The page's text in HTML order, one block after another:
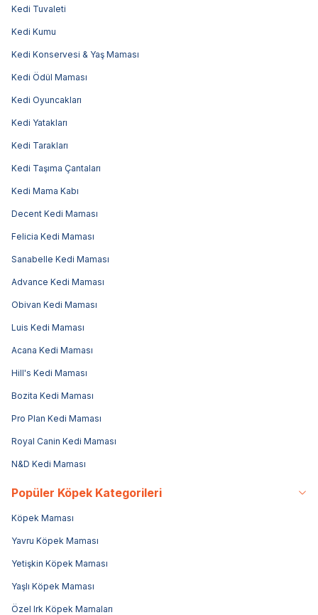
Kedi Tuvaleti
Kedi Kumu
Kedi Konservesi & Yaş Maması
Kedi Ödül Maması
Kedi Oyuncakları
Kedi Yatakları
Kedi Tarakları
Kedi Taşıma Çantaları
Kedi Mama Kabı
Decent Kedi Maması
Felicia Kedi Maması
Sanabelle Kedi Maması
Advance Kedi Maması
Obivan Kedi Maması
Luis Kedi Maması
Acana Kedi Maması
Hill's Kedi Maması
Bozita Kedi Maması
Pro Plan Kedi Maması
Royal Canin Kedi Maması
N&D Kedi Maması
Popüler Köpek Kategorileri
Köpek Maması
Yavru Köpek Maması
Yetişkin Köpek Maması
Yaşlı Köpek Maması
Özel Irk Köpek Mamaları